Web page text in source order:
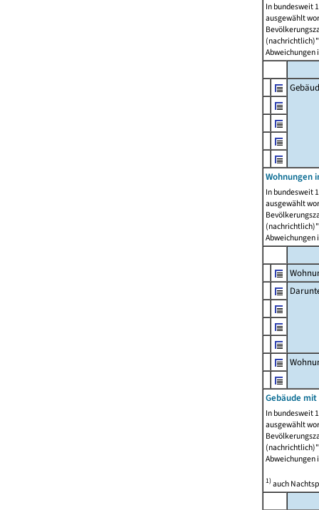
In bundesweit
ausgewählt
Abweichungen
Wohnungen
In bundesweit
ausgewählt
Abweichungen
Gebäude
In bundesweit
ausgewählt
Abweichungen
1)auch